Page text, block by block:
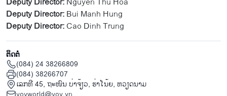
Deputy Director:Bui Manh Hung
Deputy Director:Cao Dinh Trung
ຕິດຕໍ່
(084) 24 38266809
(084) 38266707
ເລກທີ 45, ຖະໜົນ ບ່າ​ຈ້ຽວ, ຮ່າ​ໂນ້ຍ, ຫວຽດນາມ